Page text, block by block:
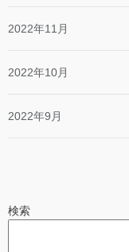
2022年11月
2022年10月
2022年9月
検索